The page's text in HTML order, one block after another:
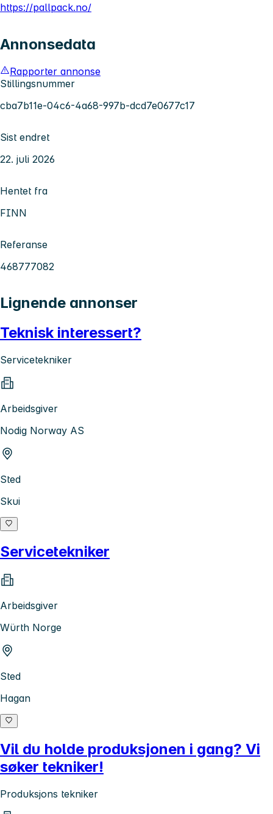
https://pallpack.no/
Annonsedata
Rapporter annonse
Stillingsnummer
cba7b11e-04c6-4a68-997b-dcd7e0677c17
Sist endret
22. juli 2026
Hentet fra
FINN
Referanse
468777082
Lignende annonser
Teknisk interessert?
Servicetekniker
Arbeidsgiver
Nodig Norway AS
Sted
Skui
Servicetekniker
Arbeidsgiver
Würth Norge
Sted
Hagan
Vil du holde produksjonen i gang? Vi
søker tekniker!
Produksjons tekniker